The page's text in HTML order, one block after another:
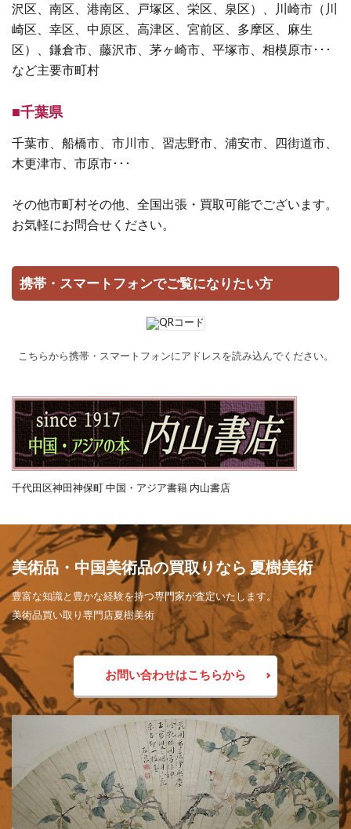
沢区、南区、港南区、戸塚区、栄区、泉区）、川崎市（川
崎区、幸区、中原区、高津区、宮前区、多摩区、麻生
区）、鎌倉市、藤沢市、茅ヶ崎市、平塚市、相模原市･･･
など主要市町村
■千葉県
千葉市、船橋市、市川市、習志野市、浦安市、四街道市、
木更津市、市原市･･･
その他市町村その他、全国出張・買取可能でございます。
お気軽にお問合せください。
携帯・スマートフォンでご覧になりたい方
こちらから携帯・スマートフォンにアドレスを読み込んでください。
千代田区神田神保町 中国・アジア書籍 内山書店
美術品・中国美術品の買取りなら 夏樹美術
豊富な知識と豊かな経験を持つ専門家が査定いたします。
美術品買い取り専門店夏樹美術
お問い合わせはこちらから